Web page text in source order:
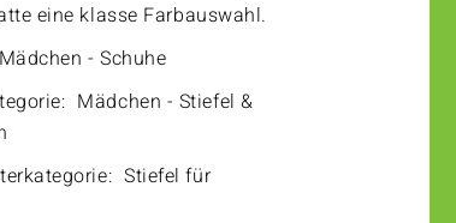
eine klasse Farbauswahl.
Mädchen - Schuhe
Mädchen - Stiefel &
Stiefel für